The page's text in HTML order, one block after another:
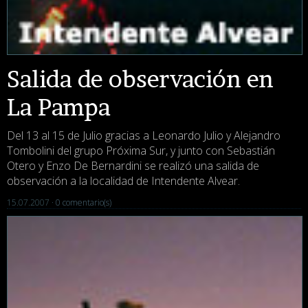
Salida de observación en
La Pampa
Del 13 al 15 de Julio gracias a Leonardo Julio y Alejandro
Tombolini del grupo Próxima Sur, y junto con Sebastián
Otero y Enzo De Bernardini se realizó una salida de
observación a la localidad de Intendente Alvear.
15.07.2007 · 0 comentario(s)